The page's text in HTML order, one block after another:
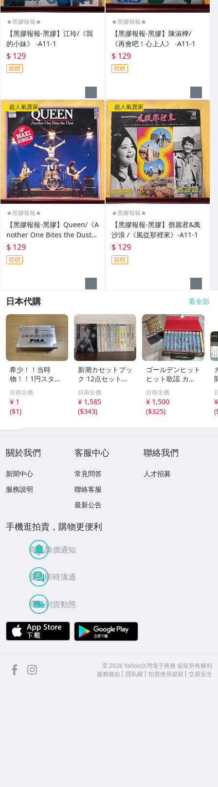
★黑膠報報★
【黑膠報報-黑膠】江玲/《我
的小妹》 -A11-1
$ 129
競標
★黑膠報報★
【黑膠報報-黑膠】陳淑樺/
《再會吧！心上人》 -A11-1
$ 129
競標
超人氣賣家
★黑膠報報★
【黑膠報報-黑膠】Queen/《A
nother One Bites the Dust》
-A11-1
$ 129
競標
超人氣賣家
★黑膠報報★
【黑膠報報-黑膠】鄧麗君&萬
沙浪 /《風從那裡來》-A11-1
$ 129
競標
日本代購 看全部
希少！！当時
物！！1円スター
ト売り切り！！PI
AA CLUB SPORT
S GOODS アルミ
ケース 収納
目前出價
¥ 1
($1)
新潮カセットブッ
ク 12点セット
【三島由紀夫／森
外／太宰治／芥川
龍之介／谷崎潤一
郎／宮沢賢治／
目前出價
¥ 1,585
($343)
ゴールデンヒット
ヒット歌謡 カラ
オケ カセットテ
ープ まとめ昭和
レトロ 邦楽 童謡
演歌 17点
目前出價
¥ 1,500
($325)
(
關於我們
新聞中心
服務說明
客服中心
常見問答
聯絡客服
最新公告
聯絡我們
人才招募
手機逛拍賣，購物更便利
商品降價通知
買賣即時溝通
商品到貨動態
APP Store
facebook ©2026 Yahoo台灣電子商務 保留所有權利
服務條款
隱私權 拍賣使用規範 交易安全